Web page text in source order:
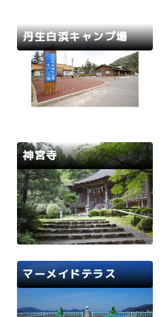
丹生白浜キャンプ場
その名のとおり白砂がきれいな
美浜最北の海水浴場の近くにあ
2026年丹生白浜キャンプ場は
開設しません。202６年丹生白
浜海水浴場と丹生オートキャン
プ場を開設します。丹生白浜
海…
若狭路 美浜町
神宮寺
奈良・東大寺の二月堂への”お
水送り”はこの神宮寺の神事と
して有名。神体山を借景に若狭
随一の木造本堂(重文)が雄大な
造金剛力士像を安置した仁王門
(北門)は重要文化財。神宮寺に
は、神様と仏様がいらっしゃい
ます。
若狭路 小浜市
マーメイドテラス